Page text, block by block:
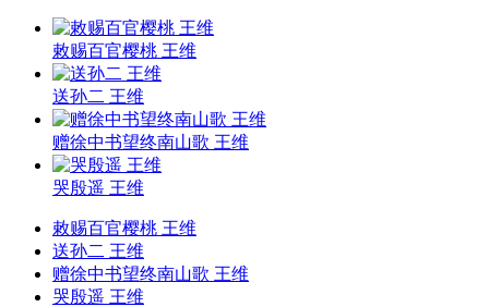
敕赐百官樱桃 王维
送孙二 王维
赠徐中书望终南山歌 王维
哭殷遥 王维
敕赐百官樱桃 王维
送孙二 王维
赠徐中书望终南山歌 王维
哭殷遥 王维